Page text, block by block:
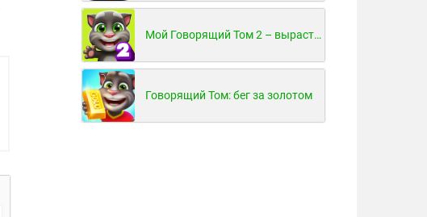
Мой Говорящий Том 2 – вырасти и воспитай своего котенка
Говорящий Том: бег за золотом